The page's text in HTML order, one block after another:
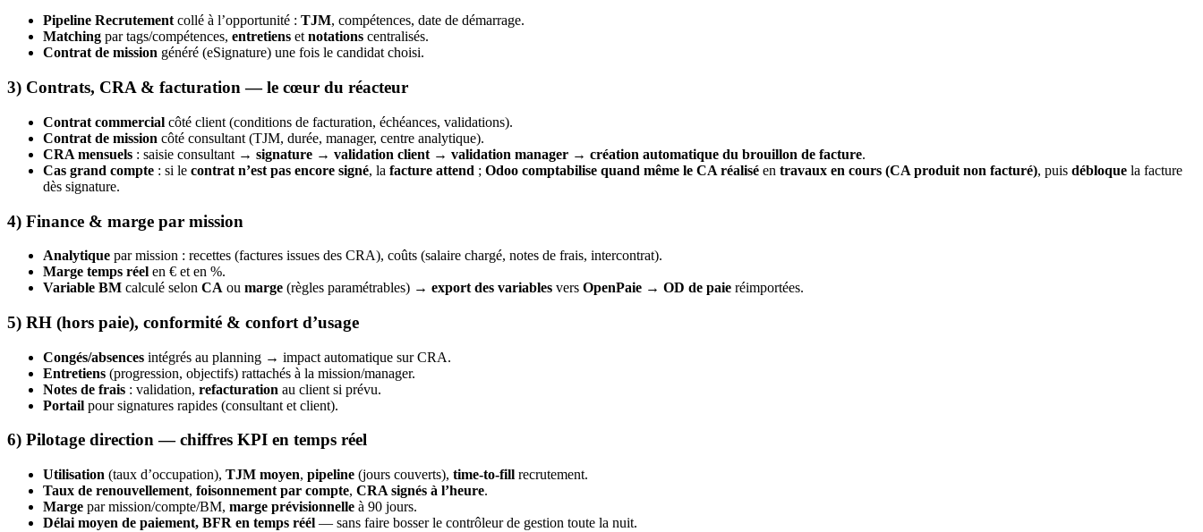
Pipeline Recrutement collé à l’opportunité : TJM, compétences, date de démarrage.
Matching par tags/compétences, entretiens et notations centralisés.
Contrat de mission généré (eSignature) une fois le candidat choisi.
3) Contrats, CRA & facturation — le cœur du réacteur
Contrat commercial côté client (conditions de facturation, échéances, validations).
Contrat de mission côté consultant (TJM, durée, manager, centre analytique).
CRA mensuels : saisie consultant → signature → validation client → validation manager → création automatique du brouillon de facture.
Cas grand compte : si le contrat n’est pas encore signé, la facture attend ; Odoo comptabilise quand même le CA réalisé en travaux en cours (CA produit non facturé), puis débloque la facture
dès signature.
4) Finance & marge par mission
Analytique par mission : recettes (factures issues des CRA), coûts (salaire chargé, notes de frais, intercontrat).
Marge temps réel en € et en %.
Variable BM calculé selon CA ou marge (règles paramétrables) → export des variables vers OpenPaie → OD de paie réimportées.
5) RH (hors paie), conformité & confort d’usage
Congés/absences intégrés au planning → impact automatique sur CRA.
Entretiens (progression, objectifs) rattachés à la mission/manager.
Notes de frais : validation, refacturation au client si prévu.
Portail pour signatures rapides (consultant et client).
6) Pilotage direction — chiffres KPI en temps réel
Utilisation (taux d’occupation), TJM moyen, pipeline (jours couverts), time-to-fill recrutement.
Taux de renouvellement, foisonnement par compte, CRA signés à l’heure.
Marge par mission/compte/BM, marge prévisionnelle à 90 jours.
Délai moyen de paiement, BFR en temps réél — sans faire bosser le contrôleur de gestion toute la nuit.